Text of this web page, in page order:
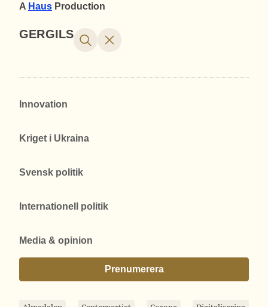
A Haus Production
GERGILS
Innovation
Kriget i Ukraina
Svensk politik
Internationell politik
Media & opinion
Prenumerera